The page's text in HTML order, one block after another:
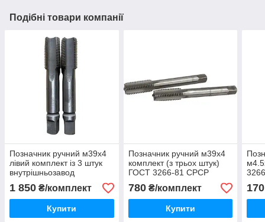
Подібні товари компанії
Позначник ручний м39х4
лівий комплект із 3 штук
внутрішньозавод
1 850 ₴/комплект
Купити
Позначник ручний м39х4
комплект (з трьох штук)
ГОСТ 3266-81 СРСР
780₴/комплект
Купити
170